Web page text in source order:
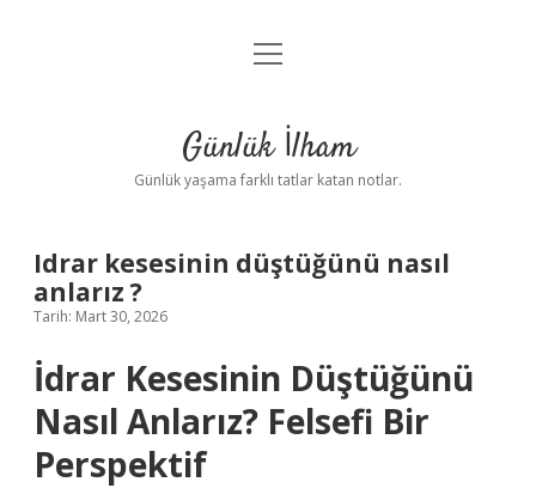
Anasayfa
Yasal Uyarı
menüyü
Günlük İlham
Günlük yaşama farklı tatlar katan notlar.
Idrar kesesinin düştüğünü nasıl
anlarız ?
Tarih: Mart 30, 2026
İdrar Kesesinin Düştüğünü
Nasıl Anlarız? Felsefi Bir
Perspektif